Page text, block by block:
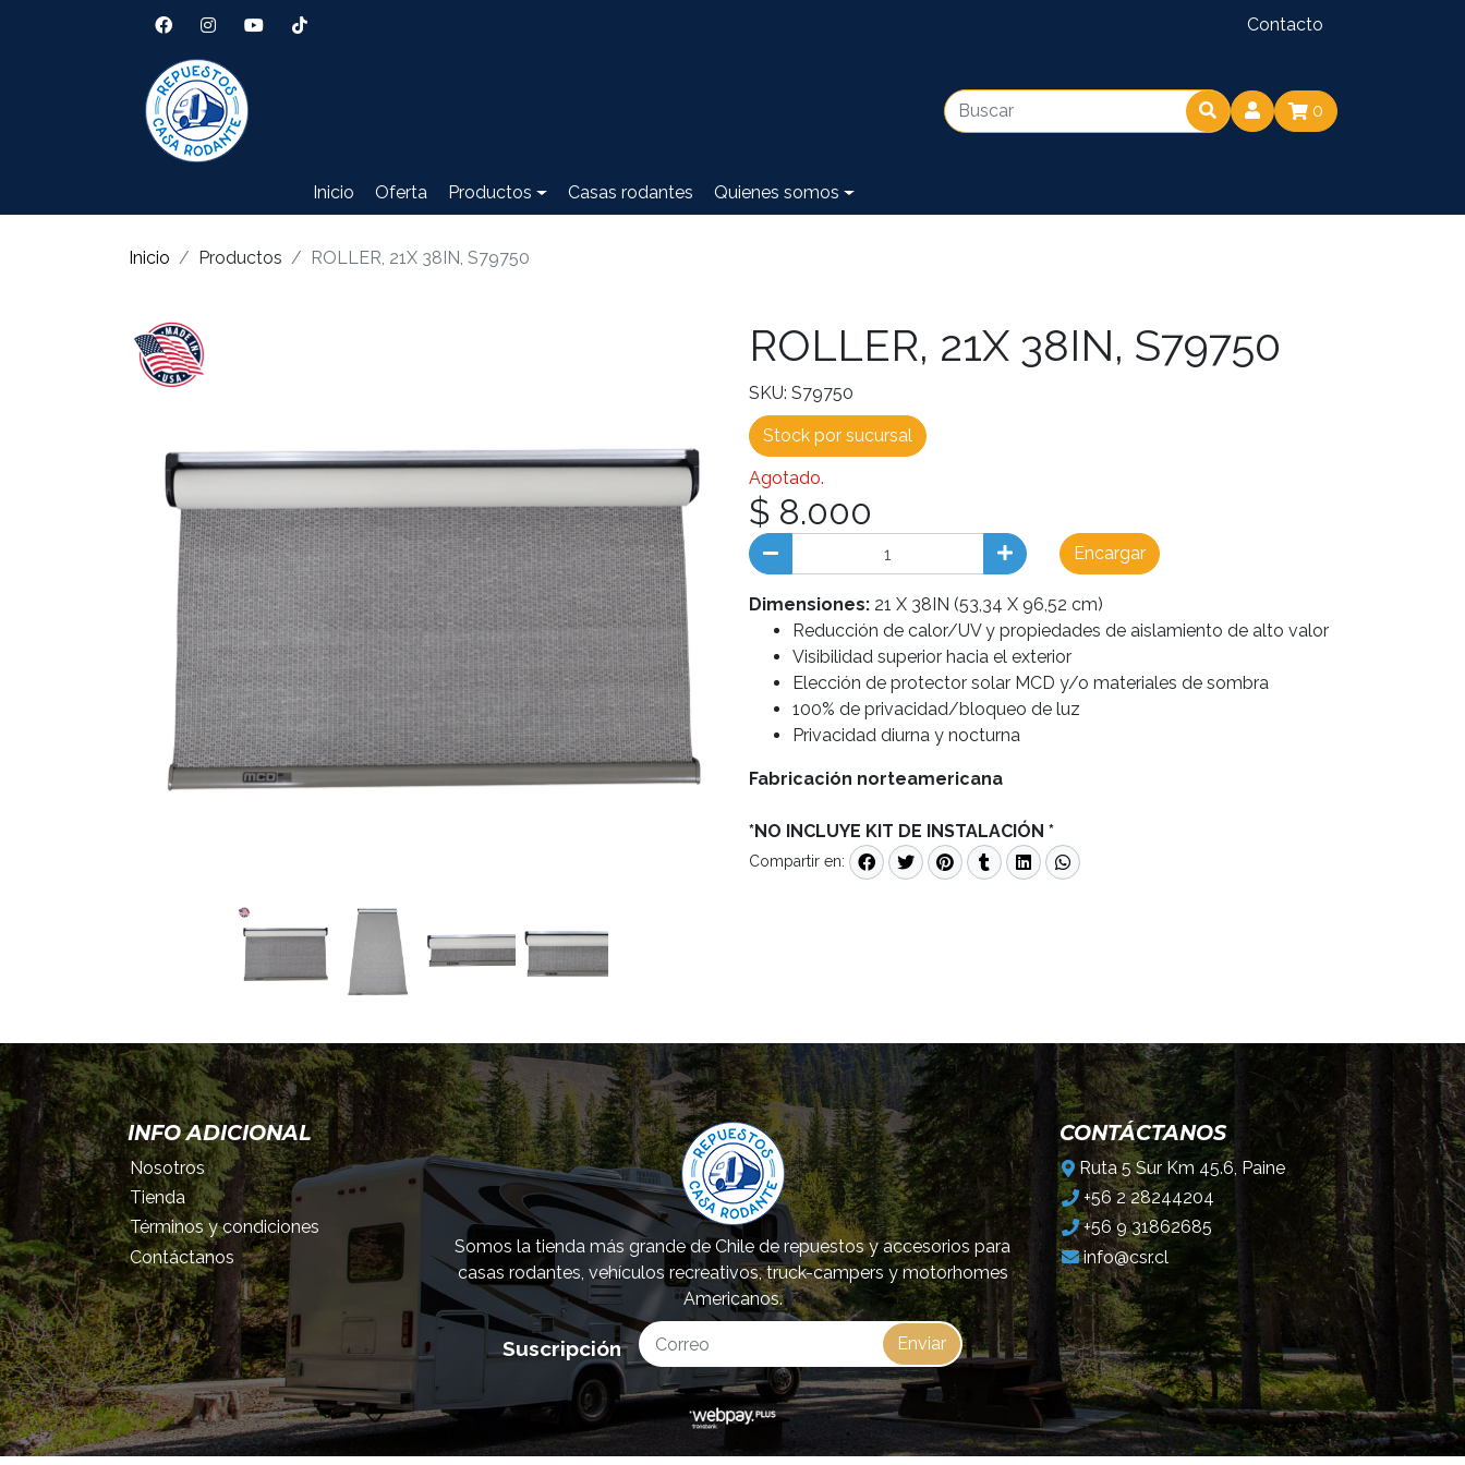
Contacto
0
Inicio Oferta Productos Casas rodantes Quienes somos
Inicio Productos ROLLER, 21X 38IN, S79750
ROLLER, 21X 38IN, S79750
SKU: S79750
Stock por sucursal
Agotado.
$ 8.000
Encargar
Dimensiones: 21 X 38IN (53,34 X 96,52 cm)
Reducción de calor/UV y propiedades de aislamiento de alto valor
Visibilidad superior hacia el exterior
Elección de protector solar MCD y/o materiales de sombra
100% de privacidad/bloqueo de luz
Privacidad diurna y nocturna
Fabricación norteamericana
*NO INCLUYE KIT DE INSTALACIÓN *
Compartir en:
INFO ADICIONAL
Nosotros
Tienda
Términos y condiciones
Contáctanos
Somos la tienda más grande de Chile de repuestos y accesorios para
casas rodantes, vehículos recreativos, truck-campers y motorhomes
Americanos.
CONTÁCTANOS
Ruta 5 Sur Km 45.6, Paine
+56 2 28244204
+56 9 31862685
info@csr.cl
Suscripción Enviar